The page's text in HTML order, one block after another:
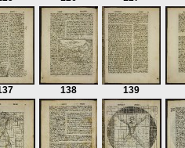
138 139